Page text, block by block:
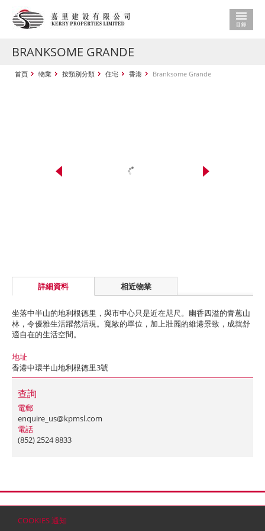
COOKIES 通知
BRANKSOME GRANDE
首頁 物業 按類別分類 住宅 香港 Branksome Grande
詳細資料 相近物業
坐落中半山的地利根德里，與市中心只是近在咫尺。幽香四溢的青蔥山
林，令優雅生活躍然活現。寬敞的單位，加上壯麗的維港景致，成就舒
適自在的生活空間。
地址
香港中環半山地利根德里3號
查詢
電郵
enquire_us@kpmsl.com
電話
(852) 2524 8833
© 2026 嘉里建設有限公司 (於百慕達註冊成立之有限公司)